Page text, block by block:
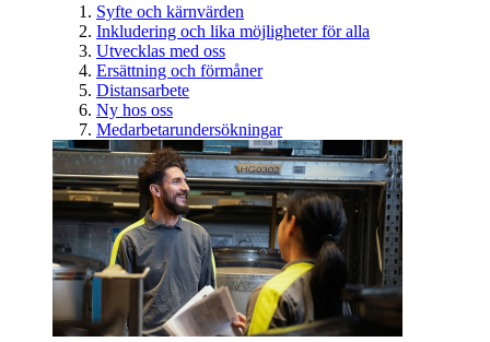
Syfte och kärnvärden
Inkludering och lika möjligheter för alla
Utvecklas med oss
Ersättning och förmåner
Distansarbete
Ny hos oss
Medarbetarundersökningar